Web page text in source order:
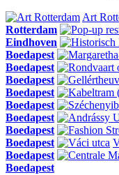
Art
Rotterdam
Eindhoven
Boedapest
Boedapest
Boedapest
Boedapest
Boedapest
Boedapest
Boedapest
Boedapest
Boedapest
Boedapest